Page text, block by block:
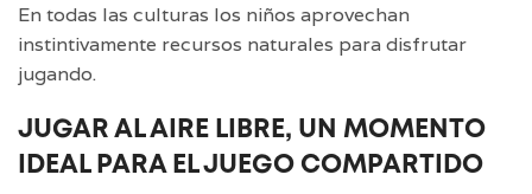
En todas las culturas los niños aprovechan
instintivamente recursos naturales para disfrutar
jugando.
JUGAR AL AIRE LIBRE, UN MOMENTO
IDEAL PARA EL JUEGO COMPARTIDO